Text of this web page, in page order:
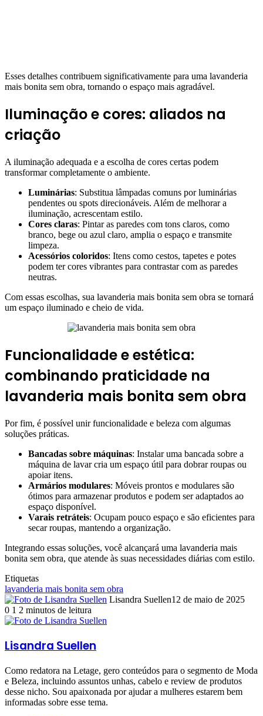
Esses detalhes contribuem significativamente para uma lavanderia
mais bonita sem obra, tornando o espaço mais agradável.
Iluminação e cores: aliados na
criação
A iluminação adequada e a escolha de cores certas podem
transformar completamente o ambiente.
Luminárias: Substitua lâmpadas comuns por luminárias
pendentes ou spots direcionáveis. Além de melhorar a
iluminação, acrescentam estilo.
Cores claras: Pintar as paredes com tons claros, como
branco, bege ou azul claro, amplia o espaço e transmite
limpeza.
Acessórios coloridos: Itens como cestos, tapetes e potes
podem ter cores vibrantes para contrastar com as paredes
neutras.
Com essas escolhas, sua lavanderia mais bonita sem obra se tornará
um espaço iluminado e cheio de vida.
Funcionalidade e estética:
combinando praticidade na
lavanderia mais bonita sem obra
Por fim, é possível unir funcionalidade e beleza com algumas
soluções práticas.
Bancadas sobre máquinas: Instalar uma bancada sobre a
máquina de lavar cria um espaço útil para dobrar roupas ou
apoiar itens.
Armários modulares: Móveis prontos e modulares são
ótimos para armazenar produtos e podem ser adaptados ao
espaço disponível.
Varais retráteis: Ocupam pouco espaço e são eficientes para
secar roupas, mantendo a organização.
Integrando essas soluções, você alcançará uma lavanderia mais
bonita sem obra, que atende às suas necessidades diárias com estilo.
Etiquetas
lavanderia mais bonita sem obra
Lisandra Suellen12 de maio de 2025
0 1 2 minutos de leitura
Lisandra Suellen
Como redatora na Letage, gero conteúdos para o segmento de Moda
e Beleza, incluindo assuntos unhas, cabelo e review de produtos
desse nicho. Sou apaixonada por ajudar a mulheres estarem bem
informadas sobre esse tema.